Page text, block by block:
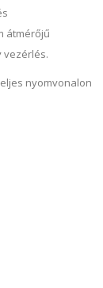
átmérőjű
vezérlés.
nyomvonalon